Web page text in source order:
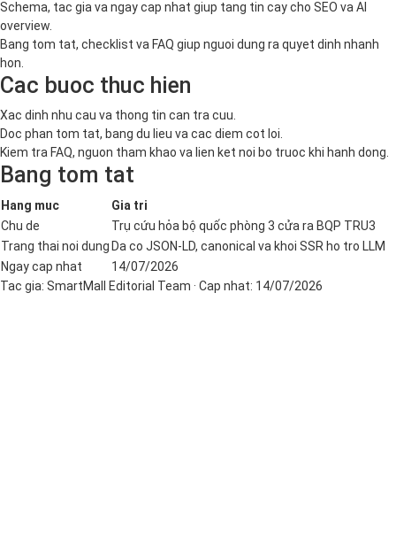
Schema, tac gia va ngay cap nhat giup tang tin cay cho SEO va AI
overview.
Bang tom tat, checklist va FAQ giup nguoi dung ra quyet dinh nhanh
hon.
Cac buoc thuc hien
Xac dinh nhu cau va thong tin can tra cuu.
Doc phan tom tat, bang du lieu va cac diem cot loi.
Kiem tra FAQ, nguon tham khao va lien ket noi bo truoc khi hanh dong.
Bang tom tat
Hang muc
Gia tri
Chu de
Trụ cứu hỏa bộ quốc phòng 3 cửa ra BQP TRU3
Trang thai noi dung Da co JSON-LD, canonical va khoi SSR ho tro LLM
Ngay cap nhat
14/07/2026
Tac gia: SmartMall Editorial Team · Cap nhat: 14/07/2026